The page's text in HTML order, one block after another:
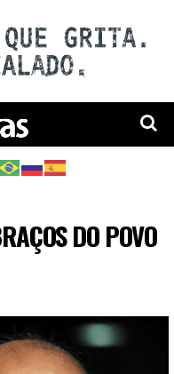
DO POVO